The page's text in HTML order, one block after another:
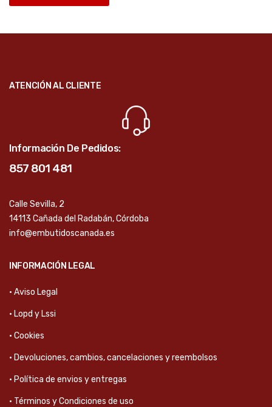
ATENCIÓN AL CLIENTE
Información De Pedidos:
857 801 481
Calle Sevilla, 2
14113 Cañada del Radabán, Córdoba
info@embutidoscanada.es
INFORMACIÓN LEGAL
· Aviso Legal
· Lopd y Lssi
· Cookies
· Devoluciones, cambios, cancelaciones y reembolsos
· Política de envios y entregas
· Términos y Condiciones de uso